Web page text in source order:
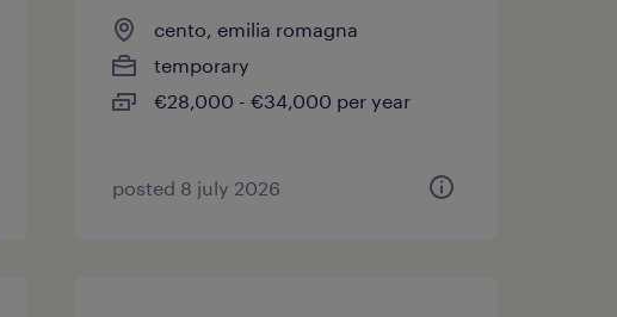
cento, emilia romagna
temporary
€28,000 - €34,000 per year
posted 8 july 2026